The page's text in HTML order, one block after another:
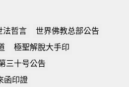
法哲言
世界佛教总部公告
極聖解脫大手印
三十号公告
函印證